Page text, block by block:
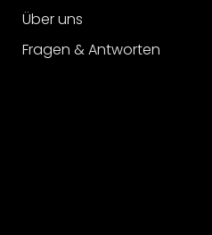
Über uns
Fragen & Antworten